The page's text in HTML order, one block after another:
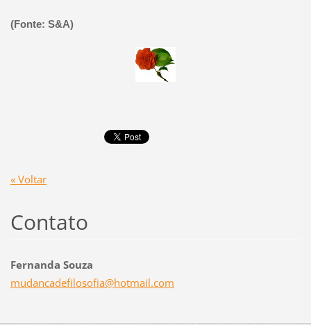
(Fonte: S&A)
« Voltar
Contato
Fernanda Souza
mudancadefilosofia@hotmail.com